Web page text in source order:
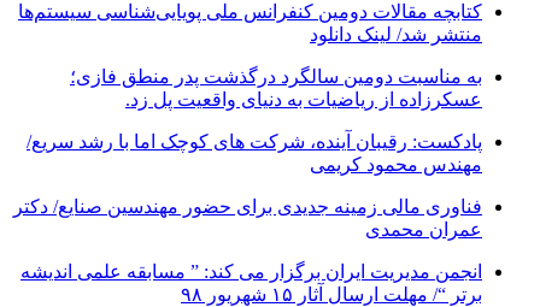
کتابچه مقالات دومین کنفرانس ملی پویایی‌شناسی سیستم‌ها
منتشر شد/ لینک دانلود
به مناسبت دومین سالگرد درگذشت پدر منطق فازی؛
عسکرزاده از ریاضیات به دنیای واقعیت پل زد.
پادکست: رقیبان آینده، شرکت های کوچک اما با رشد سریع/
مهندس محمود کریمی
فناوری مالی زمینه جدیدی برای حضور مهندسین صنایع/ دکتر
عمران محمدی
انجمن مدیریت ایران برگزار می کند: ” مسابقه علمی اندیشه
برتر “/ مهلت ارسال آثار ۱۵ شهریور ۹۸